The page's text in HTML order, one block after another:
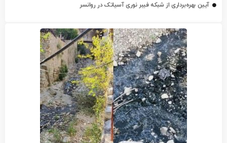
آیین بهره‌برداری از شبکه فیبر نوری آسیاتک در روانسر